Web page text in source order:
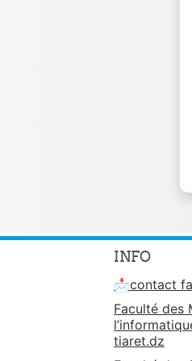
INFO
📩contact
Faculté des
tiaret.dz